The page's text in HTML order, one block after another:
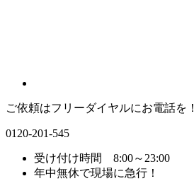
ご依頼はフリーダイヤルにお電話を！
0120-201-545
受け付け時間 8:00～23:00
年中無休で現場に急行！